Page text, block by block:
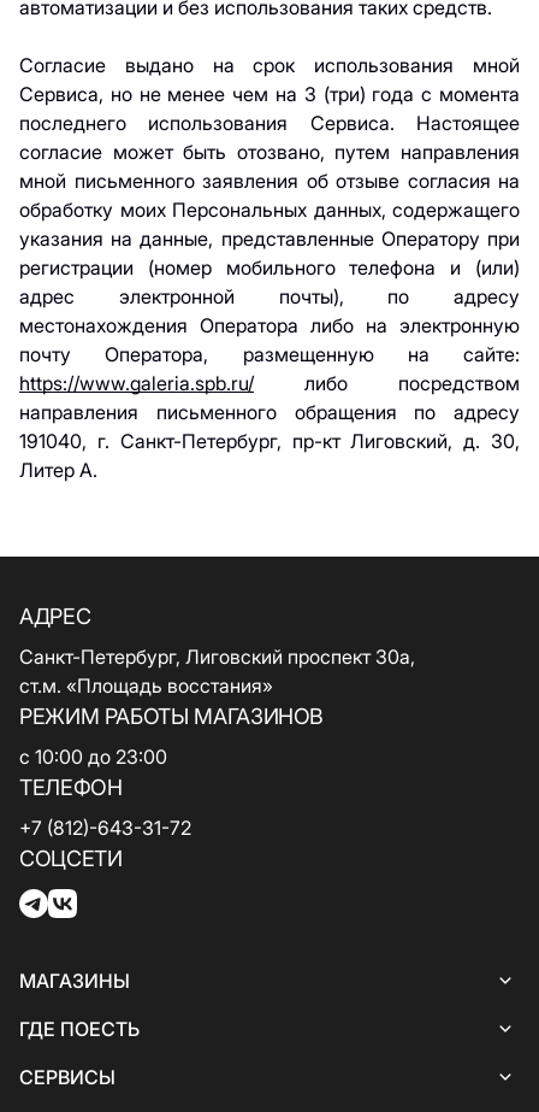
автоматизации и без использования таких средств.
Согласие выдано на срок использования мной
Сервиса, но не менее чем на 3 (три) года с момента
последнего использования Сервиса. Настоящее
согласие может быть отозвано, путем направления
мной письменного заявления об отзыве согласия на
обработку моих Персональных данных, содержащего
указания на данные, представленные Оператору при
регистрации (номер мобильного телефона и (или)
адрес электронной почты), по адресу
местонахождения Оператора либо на электронную
почту Оператора, размещенную на сайте:
https://www.galeria.spb.ru/ либо посредством
направления письменного обращения по адресу
191040, г. Санкт-Петербург, пр-кт Лиговский, д. 30,
Литер А.
АДРЕС
Санкт-Петербург, Лиговский проспект 30а,
ст.м. «Площадь восстания»
РЕЖИМ РАБОТЫ МАГАЗИНОВ
с 10:00 до 23:00
ТЕЛЕФОН
+7 (812)-643-31-72
СОЦСЕТИ
МАГАЗИНЫ
Все магазины
Женская одежда
ГДЕ ПОЕСТЬ
Все кафе и рестораны
СЕРВИСЫ